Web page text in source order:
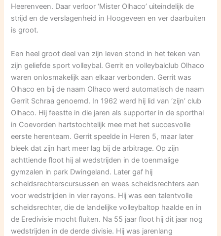
Heerenveen. Daar verloor ‘Mister Olhaco’ uiteindelijk de
strijd en de verslagenheid in Hoogeveen en ver daarbuiten
is groot.
Een heel groot deel van zijn leven stond in het teken van
zijn geliefde sport volleybal. Gerrit en volleybalclub Olhaco
waren onlosmakelijk aan elkaar verbonden. Gerrit was
Olhaco en bij de naam Olhaco werd automatisch de naam
Gerrit Schraa genoemd. In 1962 werd hij lid van ‘zijn’ club
Olhaco. Hij feestte in die jaren als supporter in de sporthal
in Coevorden hartstochtelijk mee met het succesvolle
eerste herenteam. Gerrit speelde in Heren 5, maar later
bleek dat zijn hart meer lag bij de arbitrage. Op zijn
achttiende floot hij al wedstrijden in de toenmalige
gymzalen in park Dwingeland. Later gaf hij
scheidsrechterscursussen en wees scheidsrechters aan
voor wedstrijden in vier rayons. Hij was een talentvolle
scheidsrechter, die de landelijke volleybaltop haalde en in
de Eredivisie mocht fluiten. Na 55 jaar floot hij dit jaar nog
wedstrijden in de derde divisie. Hij was jarenlang